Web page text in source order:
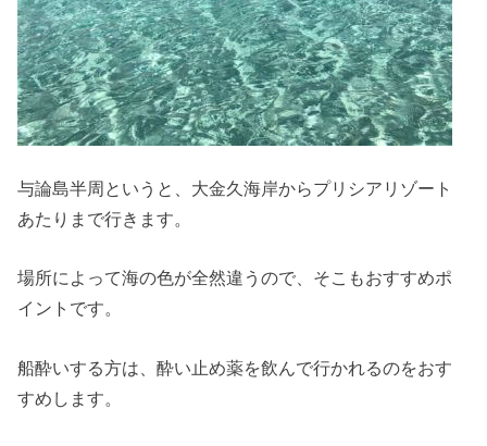
与論島半周というと、大金久海岸からプリシアリゾート
あたりまで行きます。
場所によって海の色が全然違うので、そこもおすすめポ
イントです。
船酔いする方は、酔い止め薬を飲んで行かれるのをおす
すめします。